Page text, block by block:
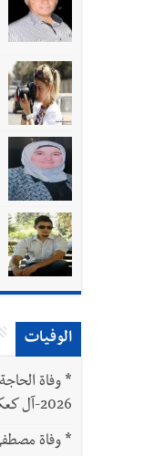
الوفيات
*
2026-آل كعكوش وحمودة
*